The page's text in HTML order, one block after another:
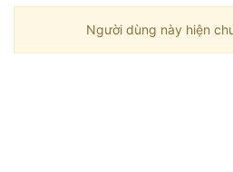
Người dùng này hiện